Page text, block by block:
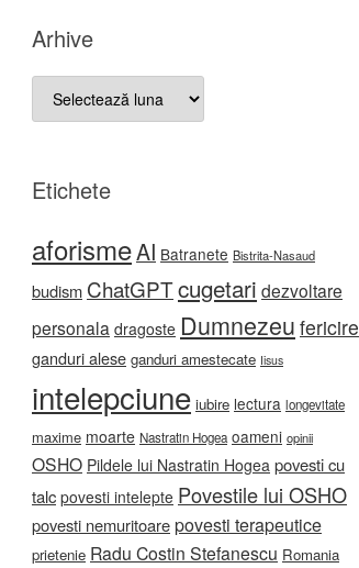
Arhive
Arhive
Etichete
aforismeAI Batranete Bistrita-Nasaud
budism ChatGPTcugetari dezvoltare
personala dragoste Dumnezeu fericire
ganduri alese ganduri amestecate Iisus
intelepciune iubire lectura longevitate
maxime moarte Nastratin Hogea oameni opinii
OSHO Pildele lui Nastratin Hogea povesti cu
talc povesti intelepte Povestile lui OSHO
povesti nemuritoarepovesti terapeutice
prietenie Radu Costin Stefanescu Romania